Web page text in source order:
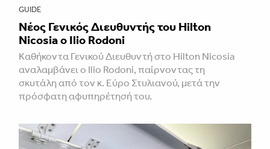
GUIDE
Νέος Γενικός Διευθυντής του Hilton
Nicosia ο Ilio Rodoni
Καθήκοντα Γενικού Διευθυντή στο Hilton Nicosia
αναλαμβάνει ο Ilio Rodoni, παίρνοντας τη
σκυτάλη από τον κ. Εύρο Στυλιανού, μετά την
πρόσφατη αφυπηρέτησή του.